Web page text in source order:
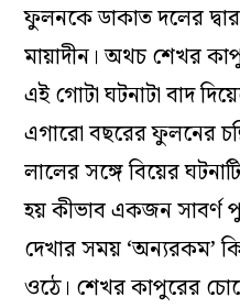
ফুলনকে ডাকাত দলের
মায়াদীন। অথচ শেখর
এই গোটা ঘটনাটা বাদ
এগারো বছরের ফুলনের
লালের সঙ্গে বিয়ের
হয় কীভাব একজন
দেখার সময় ‘অন্যরকম’
ওঠে। শেখর কাপুরের